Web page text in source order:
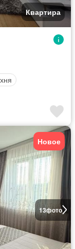
Квартира
13фото
Новое